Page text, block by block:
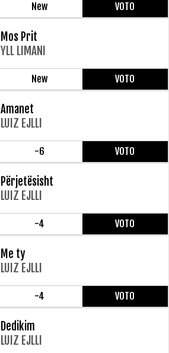
New VOTO
Mos Prit
YLL LIMANI
New VOTO
Amanet
LUIZ EJLLI
-6 VOTO
Përjetësisht
LUIZ EJLLI
-4 VOTO
Me ty
LUIZ EJLLI
-4 VOTO
Dedikim
LUIZ EJLLI